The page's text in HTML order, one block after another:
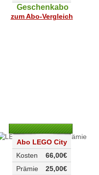
Geschenkabo
zum Abo-Vergleich
Abo LEGO City
66,00€
Kosten
25,00€
Prämie